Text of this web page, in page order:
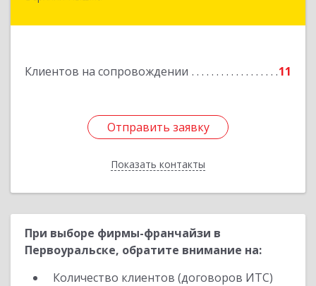
Клиентов на сопровождении 11
Отправить заявку
Показать контакты
Отправить заявку
Назад
При выборе фирмы-франчайзи в
Первоуральске, обратите внимание на:
Количество клиентов (договоров ИТС)